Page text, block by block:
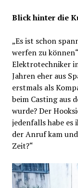
Blick hinter die
„Es ist schon
werfen zu
Elektrotechniker
Jahren eher aus
erstmals als
beim Casting aus
wurde? Der
jedenfalls habe es
der Anruf kam
Zeit?“